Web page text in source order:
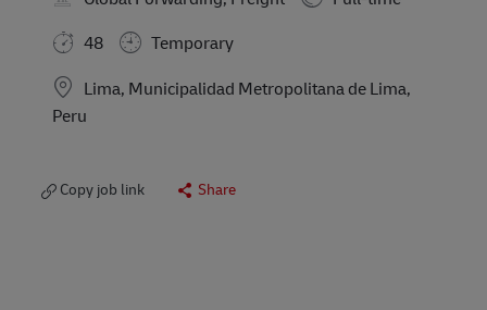
48
Temporary
Location
Lima, Municipalidad Metropolitana de Lima,
Peru
Copy job link Share